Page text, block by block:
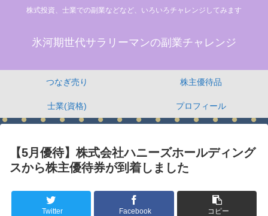
株式投資、士業での副業などなど、いろいろチャレンジしてみます
氷河期世代サラリーマンの副業チャレンジ
つなぎ売り 株主優待品
士業(資格) プロフィール
【5月優待】株式会社ハニーズホールディング
スから株主優待券が到着しました
Twitter Facebook コピー